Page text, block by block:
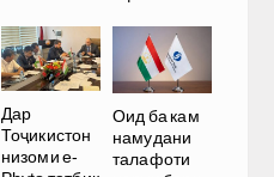
Дар
Тоҷикистон
низоми e-
Оид ба кам
намудани
талафоти